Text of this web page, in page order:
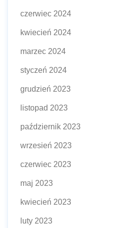
czerwiec 2024
kwiecień 2024
marzec 2024
styczeń 2024
grudzień 2023
listopad 2023
październik 2023
wrzesień 2023
czerwiec 2023
maj 2023
kwiecień 2023
luty 2023